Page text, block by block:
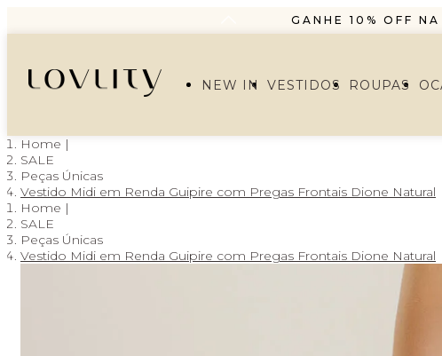
GANHE 10% OFF
NEW IN VESTIDOS ROUPAS
SALE
Peças Únicas
Vestido Midi em Renda Guipire com Pregas Frontais Dione Natural
SALE
Peças Únicas
Vestido Midi em Renda Guipire com Pregas Frontais Dione Natural